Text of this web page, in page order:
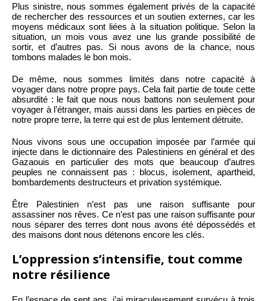
Plus sinistre, nous sommes également privés de la capacité
de rechercher des ressources et un soutien externes, car les
moyens médicaux sont liées à la situation politique. Selon la
situation, un mois vous avez une lus grande possibilité de
sortir, et d’autres pas. Si nous avons de la chance, nous
tombons malades le bon mois.
De même, nous sommes limités dans notre capacité à
voyager dans notre propre pays. Cela fait partie de toute cette
absurdité : le fait que nous nous battons non seulement pour
voyager à l’étranger, mais aussi dans les parties en pièces de
notre propre terre, la terre qui est de plus lentement détruite.
Nous vivons sous une occupation imposée par l’armée qui
injecte dans le dictionnaire des Palestiniens en général et des
Gazaouis en particulier des mots que beaucoup d’autres
peuples ne connaissent pas : blocus, isolement, apartheid,
bombardements destructeurs et privation systémique.
Être Palestinien n’est pas une raison suffisante pour
assassiner nos rêves. Ce n’est pas une raison suffisante pour
nous séparer des terres dont nous avons été dépossédés et
des maisons dont nous détenons encore les clés.
L’oppression s’intensifie, tout comme
notre résilience